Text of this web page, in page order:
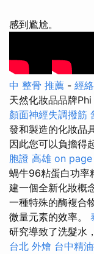
感到尷尬。
中 整骨 推薦 - 經
天然化妝品品牌
顏面神經失調撥筋
發和製造的化妝品
因此您可以負擔得
胞證 高雄 on page
蝸牛96粘蛋白功率
建一個全新化妝概
一種特殊的酶複合
微量元素的效率。
研究導致了洗髮水
台北 外燴 台中精